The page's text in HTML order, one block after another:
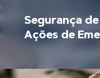
Segurança
Ações de